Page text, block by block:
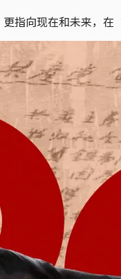
指向现在和未来，